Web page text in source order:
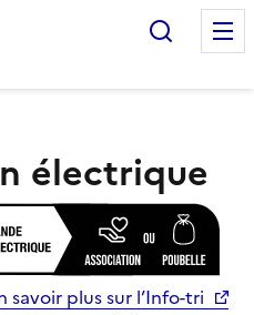
objets & déchets
électrique
savoir plus sur l’Info-tri